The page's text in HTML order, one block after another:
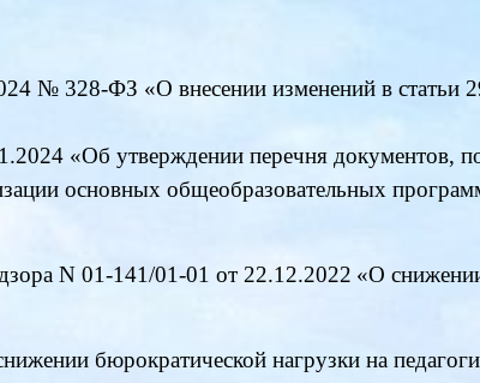
№ 328-ФЗ «О внесении изменений в статьи
«Об утверждении перечня документов,
основных общеобразовательных
N 01-141/01-01 от 22.12.2022 «О
бюрократической нагрузки на